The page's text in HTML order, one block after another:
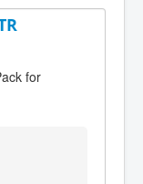
for